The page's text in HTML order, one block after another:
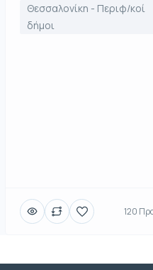
Θεσσαλονίκη - Περιφ/κοί
δήμοι
120